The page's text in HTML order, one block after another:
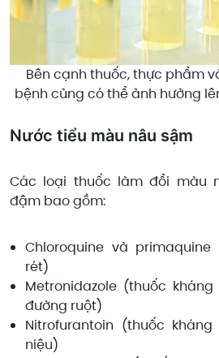
Bên cạnh thuốc, thực phẩm
bệnh củng có thể ảnh hưởng
Nước tiểu màu nâu sậm
Các loại thuốc làm đổi màu
đậm bao gồm:
Chloroquine và
rét)
Metronidazole (thuốc
đường ruột)
Nitrofurantoin (thuốc
niệu)